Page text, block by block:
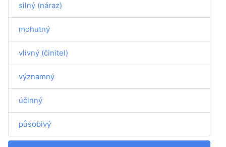
silný (náraz)
mohutný
vlivný (činitel)
významný
účinný
působivý